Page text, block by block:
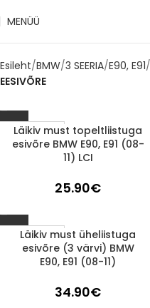
MENÜÜ
Esileht BMW 3 SEERIA E90, E91
EESIVÕRE
1-3 d.d.
Läikiv must topeltliistuga
esivõre BMW E90, E91 (08-
11) LCI
25.90€
1-3 d.d.
Läikiv must üheliistuga
esivõre (3 värvi) BMW
E90, E91 (08-11)
34.90€